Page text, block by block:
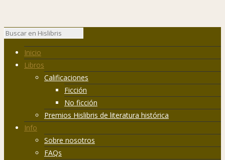
Inicio
Libros
Calificaciones
Ficción
No ficción
Premios Hislibris de literatura histórica
Info
Sobre nosotros
FAQs